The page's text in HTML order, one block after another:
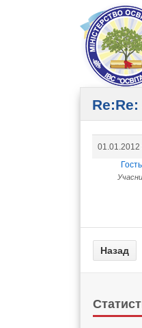
01.01.2012
Гость